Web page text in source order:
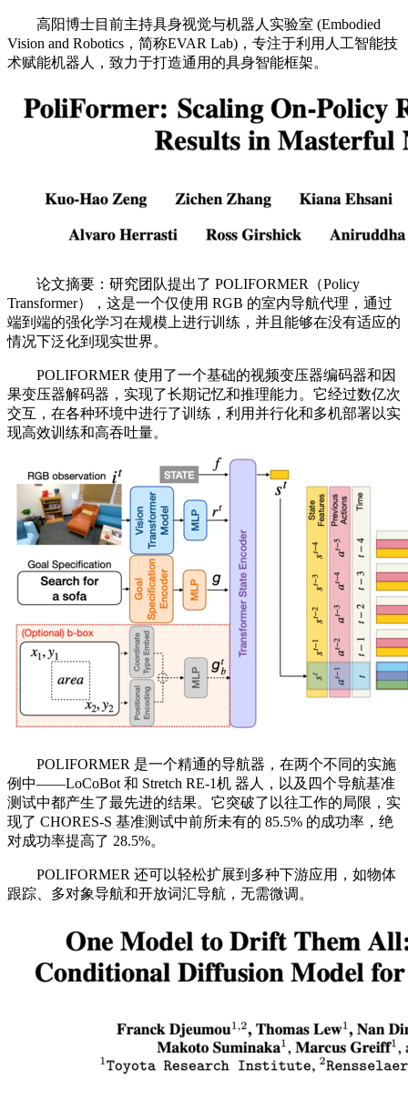
高阳博士目前主持具身视觉与机器人实验室 (Embodied
Vision and Robotics，简称EVAR Lab)，专注于利用人工智能技
术赋能机器人，致力于打造通用的具身智能框架。
论文摘要：研究团队提出了 POLIFORMER（Policy
Transformer），这是一个仅使用 RGB 的室内导航代理，通过
端到端的强化学习在规模上进行训练，并且能够在没有适应的
情况下泛化到现实世界。
POLIFORMER 使用了一个基础的视频变压器编码器和因
果变压器解码器，实现了长期记忆和推理能力。它经过数亿次
交互，在各种环境中进行了训练，利用并行化和多机部署以实
现高效训练和高吞吐量。
POLIFORMER 是一个精通的导航器，在两个不同的实施
例中——LoCoBot 和 Stretch RE-1机 器人，以及四个导航基准
测试中都产生了最先进的结果。它突破了以往工作的局限，实
现了 CHORES-S 基准测试中前所未有的 85.5% 的成功率，绝
对成功率提高了 28.5%。
POLIFORMER 还可以轻松扩展到多种下游应用，如物体
跟踪、多对象导航和开放词汇导航，无需微调。